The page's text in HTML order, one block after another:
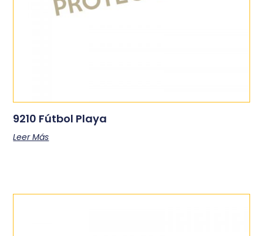
9210 Fútbol Playa
Leer Más